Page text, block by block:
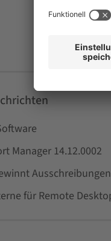
Manager 14.12.0002
für Remote